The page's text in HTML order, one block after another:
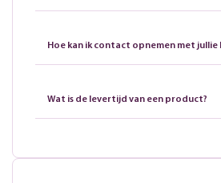
Hoe kan ik contact opnemen met jullie
Wat is de levertijd van een product?